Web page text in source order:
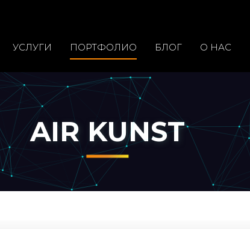
УСЛУГИ ПОРТФОЛИО БЛОГ О НАС
AIR KUNST